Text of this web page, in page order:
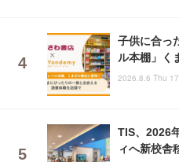
子供に合っ
ル本棚」く
2026.8.6 Thu
TIS、2026
ィへ新校舎